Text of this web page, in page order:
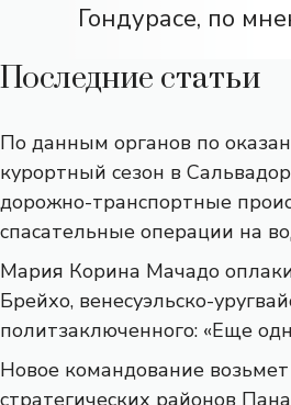
Гондурасе, по
Последние статьи
По данным органов по
курортный сезон в
дорожно-транспортные
спасательные операции на
Мария Корина Мачадо
Брейхо, венесуэльско-
политзаключенного: «Еще
Новое командование
стратегических районов